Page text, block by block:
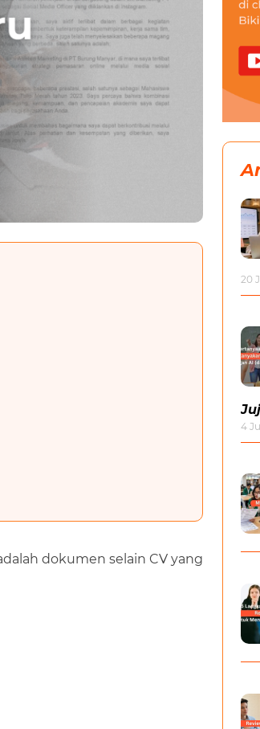
dokumen selain CV yang
20
4